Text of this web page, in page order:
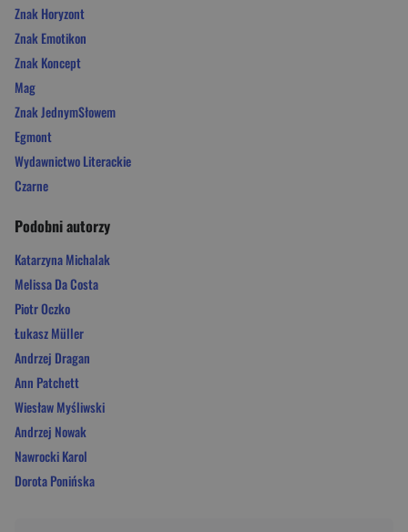
Znak Horyzont
Znak Emotikon
Znak Koncept
Mag
Znak JednymSłowem
Egmont
Wydawnictwo Literackie
Czarne
Podobni autorzy
Katarzyna Michalak
Melissa Da Costa
Piotr Oczko
Łukasz Müller
Andrzej Dragan
Ann Patchett
Wiesław Myśliwski
Andrzej Nowak
Nawrocki Karol
Dorota Ponińska